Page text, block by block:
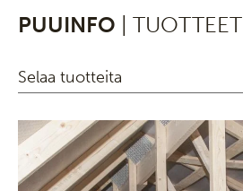
PUUINFO | TUOTTEET
Selaa tuotteita